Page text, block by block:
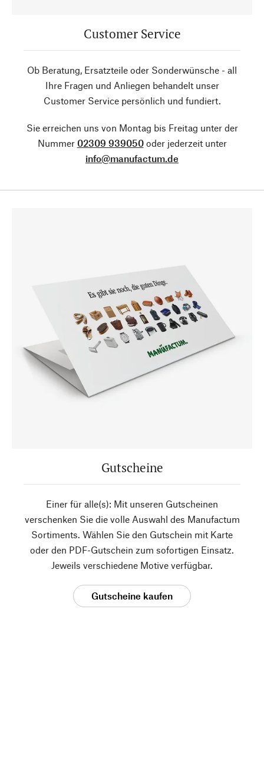
Customer Service
Ob Beratung, Ersatzteile oder Sonderwünsche - all
Ihre Fragen und Anliegen behandelt unser
Customer Service persönlich und fundiert.
Sie erreichen uns von Montag bis Freitag unter der
Nummer 02309 939050oder jederzeit unter
info@manufactum.de
Gutscheine
Einer für alle(s): Mit unseren Gutscheinen
verschenken Sie die volle Auswahl des Manufactum
Sortiments. Wählen Sie den Gutschein mit Karte
oder den PDF-Gutschein zum sofortigen Einsatz.
Jeweils verschiedene Motive verfügbar.
Gutscheine kaufen